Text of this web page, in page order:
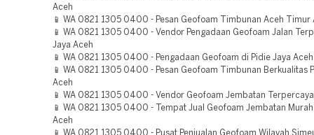
Aceh
📱 WA 0821 1305 0400 - Pesan Geofoam Timbunan Aceh Timur
📱 WA 0821 1305 0400 - Vendor Pengadaan Geofoam Jalan
Jaya Aceh
📱 WA 0821 1305 0400 - Pengadaan Geofoam di Pidie Jaya Aceh
📱 WA 0821 1305 0400 - Pesan Geofoam Timbunan Berkualitas
Aceh
📱 WA 0821 1305 0400 - Vendor Geofoam Jembatan
📱 WA 0821 1305 0400 - Tempat Jual Geofoam Jembatan
Aceh
📱 WA 0821 1305 0400 - Pusat Penjualan Geofoam Wilayah